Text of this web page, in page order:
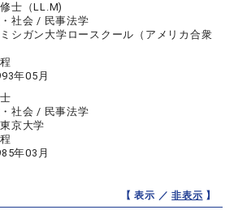
士（LL.M)
社会 / 民事法学
ミシガン大学ロースクール（アメリカ合衆
年05月
社会 / 民事法学
東京大学
年03月
【 表示 ／非表示 】